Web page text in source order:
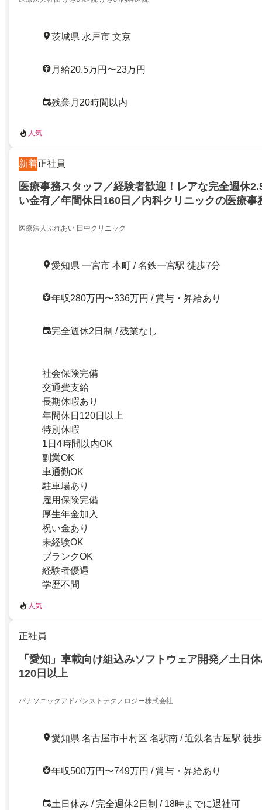
茨城県 水戸市 文京
月給20.5万円〜23万円
残業月20時間以内
人気
新着正社員
医療事務スタッフ／経験者歓迎！レアな完全週休
い金有／年間休日160日／内科クリニックの医療事
医療法人ふれあい 田中クリニック
愛知県 一宮市 本町 / 名鉄一宮駅 徒歩7分
年収280万円〜336万円 / 賞与・昇給あり
完全週休2日制 / 残業なし
社会保険完備
交通費支給
長期休暇あり
年間休日120日以上
特別休暇
1日4時間以内OK
副業OK
車通勤OK
駐車場あり
雇用保険完備
厚生年金加入
祝い金あり
未経験OK
ブランクOK
経験者優遇
学歴不問
人気
正社員
「愛知」車載向け組込みソフトウェア開発／土日
120日以上
パナソニックアドバンストテクノロジー株式会社
愛知県 名古屋市中村区 名駅南 / 近鉄名古屋駅 徒
年収500万円〜749万円 / 賞与・昇給あり
土日休み / 完全週休2日制 / 18時までに退社可